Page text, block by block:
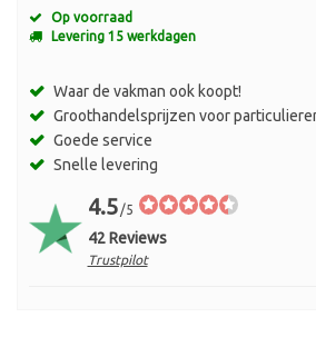
Op voorraad
Levering 15 werkdagen
Waar de vakman ook koopt!
Groothandelsprijzen voor
Goede service
Snelle levering
4.5 /5
42 Reviews
Trustpilot